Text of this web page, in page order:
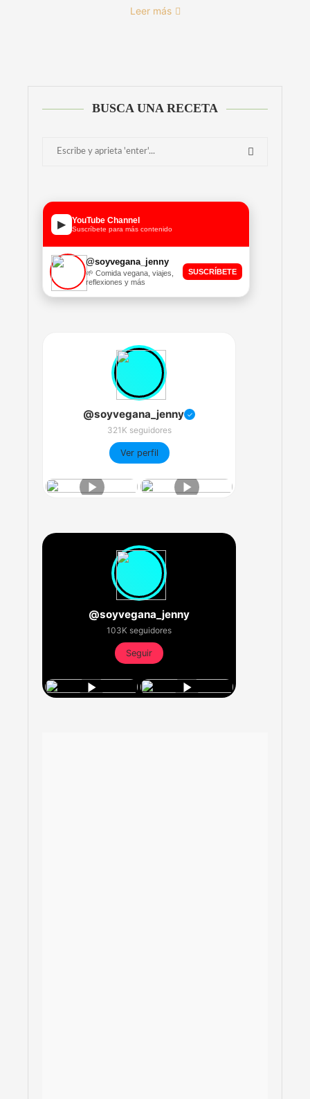
Leer más
BUSCA UNA RECETA
▶ YouTube Channel
Suscríbete para más contenido
@soyvegana_jenny
🌱 Comida vegana, viajes,
reflexiones y más
SUSCRÍBETE
@soyvegana_jenny ✓
321K seguidores
Ver perfil
@soyvegana_jenny
103K seguidores
Seguir